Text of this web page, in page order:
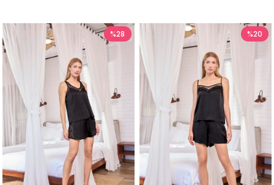
%28 %20